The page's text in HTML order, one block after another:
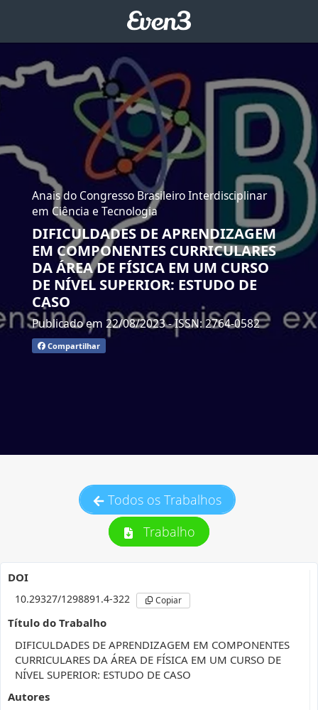
Anais do Congresso Brasileiro Interdisciplinar
em Ciência e Tecnologia
DIFICULDADES DE APRENDIZAGEM
EM COMPONENTES CURRICULARES
DA ÁREA DE FÍSICA EM UM CURSO
DE NÍVEL SUPERIOR: ESTUDO DE
CASO
Publicado em 22/08/2023- ISSN: 2764-0582
Compartilhar
Todos os Trabalhos
Trabalho
DOI
10.29327/1298891.4-322 Copiar
Título do Trabalho
DIFICULDADES DE APRENDIZAGEM EM COMPONENTES
CURRICULARES DA ÁREA DE FÍSICA EM UM CURSO DE
NÍVEL SUPERIOR: ESTUDO DE CASO
Autores